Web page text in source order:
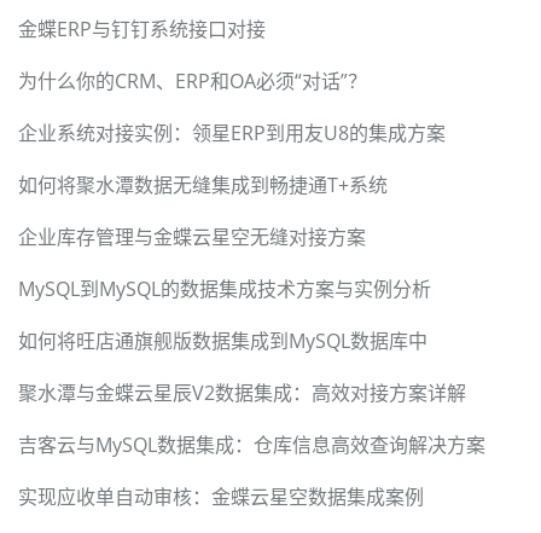
金蝶ERP与钉钉系统接口对接
为什么你的CRM、ERP和OA必须“对话”？
企业系统对接实例：领星ERP到用友U8的集成方案
如何将聚水潭数据无缝集成到畅捷通T+系统
企业库存管理与金蝶云星空无缝对接方案
MySQL到MySQL的数据集成技术方案与实例分析
如何将旺店通旗舰版数据集成到MySQL数据库中
聚水潭与金蝶云星辰V2数据集成：高效对接方案详解
吉客云与MySQL数据集成：仓库信息高效查询解决方案
实现应收单自动审核：金蝶云星空数据集成案例